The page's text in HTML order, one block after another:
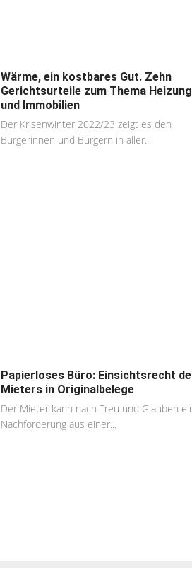
Wärme, ein kostbares Gut. Zehn
Gerichtsurteile zum Thema Heizung
und Immobilien
Der Krisenwinter 2022/23 zeigt es den
Bürgerinnen und Bürgern in aller...
Papierloses Büro: Einsichtsrecht
Mieters in Originalbelege
Der Mieter kann nach Treu und Glauben
Nachforderung aus einer...